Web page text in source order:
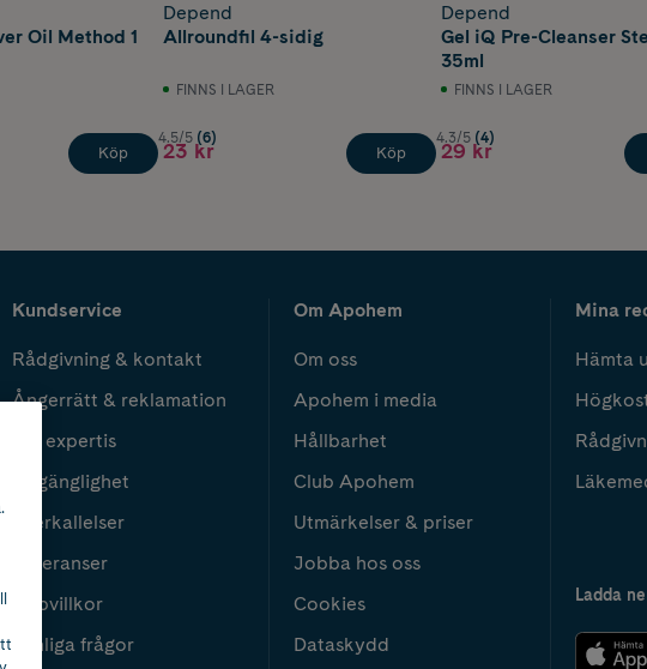
Oil Method 1
Köp
Depend
Allroundfil 4-sidig
FINNS I LAGER
4.5/5 (6)
23 kr Köp
Depend
Gel iQ Pre-Cleanser
35ml
FINNS I LAGER
4.3/5 (4)
29 kr
Kundservice
Rådgivning & kontakt
Ångerrätt & reklamation
Vår expertis
Tillgänglighet
Återkallelser
Leveranser
Köpvillkor
Vanliga frågor
Om Apohem
Om oss
Apohem i media
Hållbarhet
Club Apohem
Utmärkelser & priser
Jobba hos oss
Cookies
Dataskydd
Mina
Hämta
Ladda